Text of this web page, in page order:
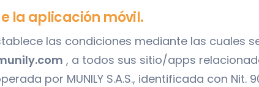
la aplicación móvil.
las condiciones mediante las cuales
, a todos sus sitio/apps
por MUNILY S.A.S., identificada con Nit.